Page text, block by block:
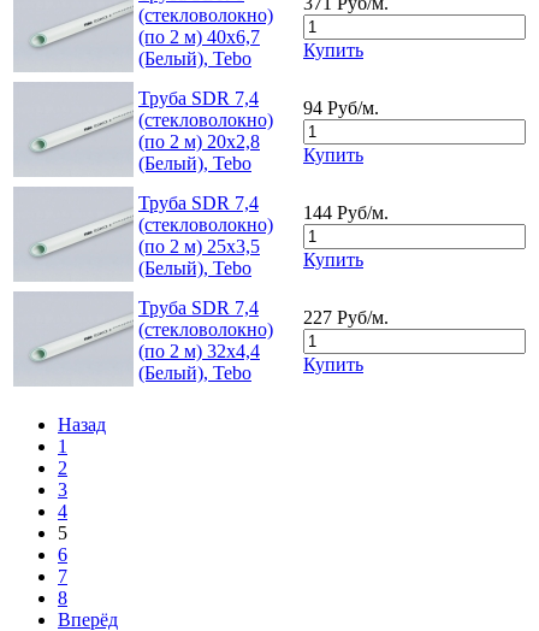
(стекловолокно)
(по 2 м) 40x6,7
(Белый), Tebo
Купить
Труба SDR 7,4
(стекловолокно)
(по 2 м) 20x2,8
(Белый), Tebo
94 Руб/м.
Купить
Труба SDR 7,4
(стекловолокно)
(по 2 м) 25x3,5
(Белый), Tebo
144 Руб/м.
Купить
Труба SDR 7,4
(стекловолокно)
(по 2 м) 32x4,4
(Белый), Tebo
227 Руб/м.
Купить
Назад
1
2
3
4
5
6
7
8
Вперёд